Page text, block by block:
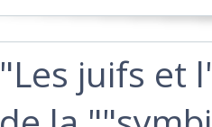
‎"Les juifs et